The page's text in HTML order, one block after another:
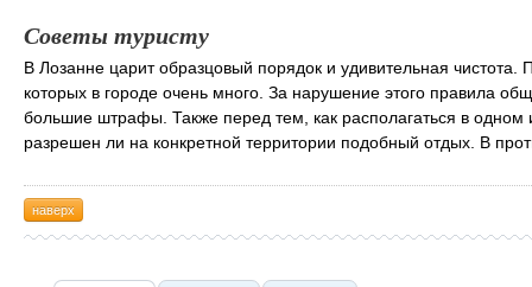
Советы туристу
В Лозанне царит образцовый порядок и удивительная
которых в городе очень много. За нарушение этого правила
большие штрафы. Также перед тем, как располагаться в одном
разрешен ли на конкретной территории подобный отдых. В
наверх